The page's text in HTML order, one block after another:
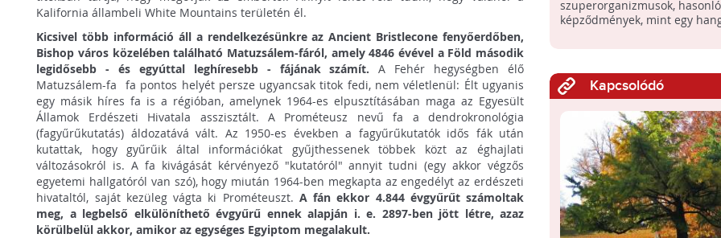
Kalifornia állambeli White Mountains területén él.
Kicsivel több információ áll a rendelkezésünkre az Ancient Bristlecone fenyőerdőben,
Bishop város közelében található Matuzsálem-fáról, amely 4846 évével a Föld második
legidősebb - és egyúttal leghíresebb - fájának számít. A Fehér hegységben élő
Matuzsálem-fa fa pontos helyét persze ugyancsak titok fedi, nem véletlenül: Élt ugyanis
egy másik híres fa is a régióban, amelynek 1964-es elpusztításában maga az Egyesült
Államok Erdészeti Hivatala asszisztált. A Prométeusz nevű fa a dendrokronológia
(fagyűrűkutatás) áldozatává vált. Az 1950-es években a fagyűrűkutatók idős fák után
kutattak, hogy gyűrűik által információkat gyűjthessenek többek közt az éghajlati
változásokról is. A fa kivágását kérvényező "kutatóról" annyit tudni (egy akkor végzős
egyetemi hallgatóról van szó), hogy miután 1964-ben megkapta az engedélyt az erdészeti
hivataltól, saját kezüleg vágta ki Prométeuszt. A fán ekkor 4.844 évgyűrűt számoltak
meg, a legbelső elkülöníthető évgyűrű ennek alapján i. e. 2897-ben jött létre, azaz
körülbelül akkor, amikor az egységes Egyiptom megalakult.
szuperorganizmusok, hasonló
képződmények, mint egy
Kapcsolódó